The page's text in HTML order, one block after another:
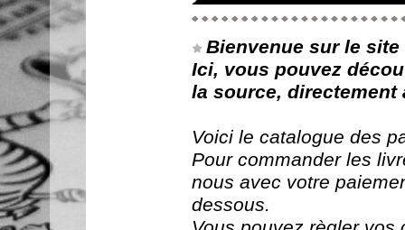
Bienvenue sur le
Ici, vous pouvez
la source, directement
Voici le catalogue des
Pour commander les
nous avec votre
dessous.